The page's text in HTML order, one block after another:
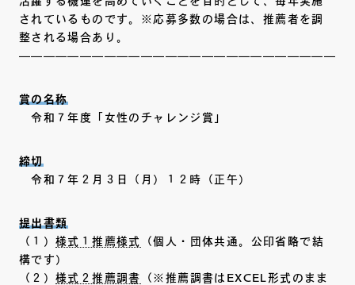
されているものです。※応募多数の場合は、推薦者を調
整される場合あり。
賞の名称
令和７年度「女性のチャレンジ賞」
締切
令和７年２月３日（月）１２時（正午）
提出書類
（１）様式１推薦様式
（個人・団体共通。公印省略で結
構です）
（２）様式２推薦調書
（※推薦調書はEXCEL形式のまま